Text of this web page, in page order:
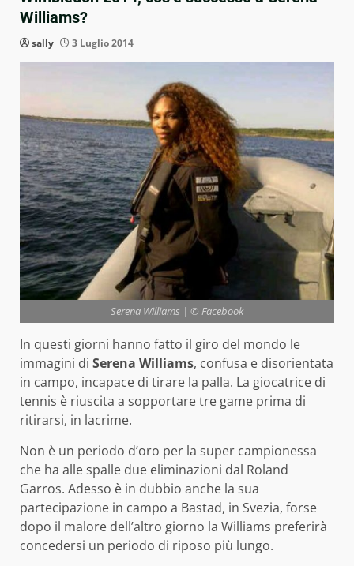
Williams?
sally 3 Luglio 2014
Serena Williams | © Facebook
In questi giorni hanno fatto il giro del mondo le
immagini di Serena Williams, confusa e disorientata
in campo, incapace di tirare la palla. La giocatrice di
tennis è riuscita a sopportare tre game prima di
ritirarsi, in lacrime.
Non è un periodo d’oro per la super campionessa
che ha alle spalle due eliminazioni dal Roland
Garros. Adesso è in dubbio anche la sua
partecipazione in campo a Bastad, in Svezia, forse
dopo il malore dell’altro giorno la Williams preferirà
concedersi un periodo di riposo più lungo.